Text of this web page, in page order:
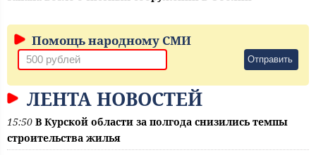
Помощь народному СМИ
Отправить
ЛЕНТА НОВОСТЕЙ
15:50 В Курской области за полгода снизились темпы
строительства жилья